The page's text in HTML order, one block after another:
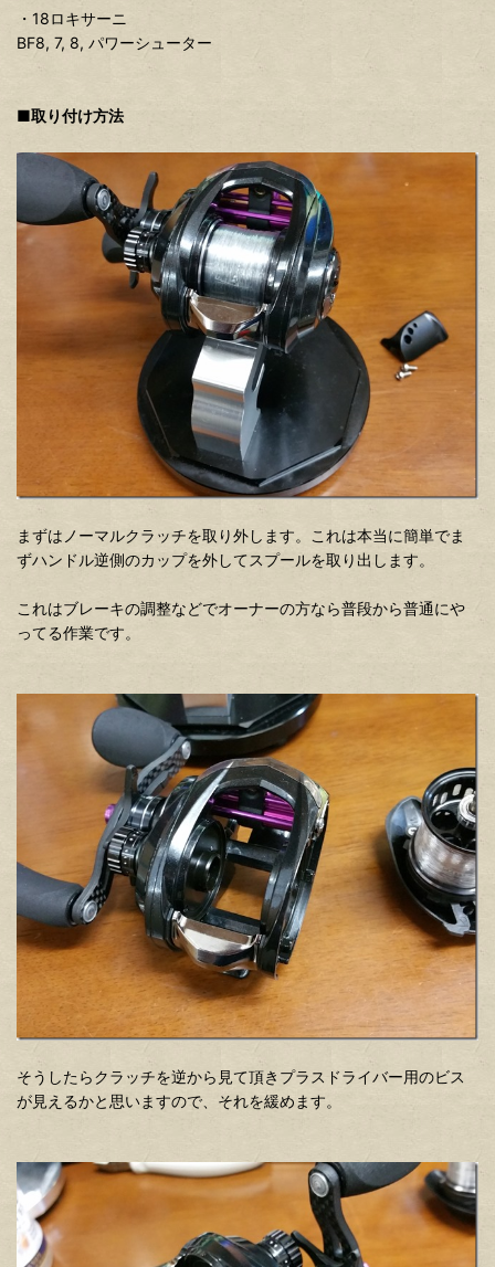
・18ロキサーニ
BF8, 7, 8, パワーシューター
■取り付け方法
まずはノーマルクラッチを取り外します。これは本当に簡単でま
ずハンドル逆側のカップを外してスプールを取り出します。
これはブレーキの調整などでオーナーの方なら普段から普通にや
ってる作業です。
そうしたらクラッチを逆から見て頂きプラスドライバー用のビス
が見えるかと思いますので、それを緩めます。